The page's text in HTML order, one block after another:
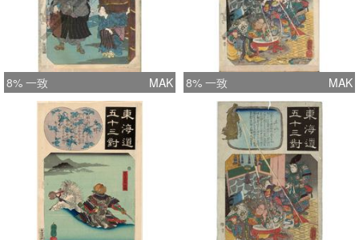
8% 一致 MAK 8% 一致 MAK